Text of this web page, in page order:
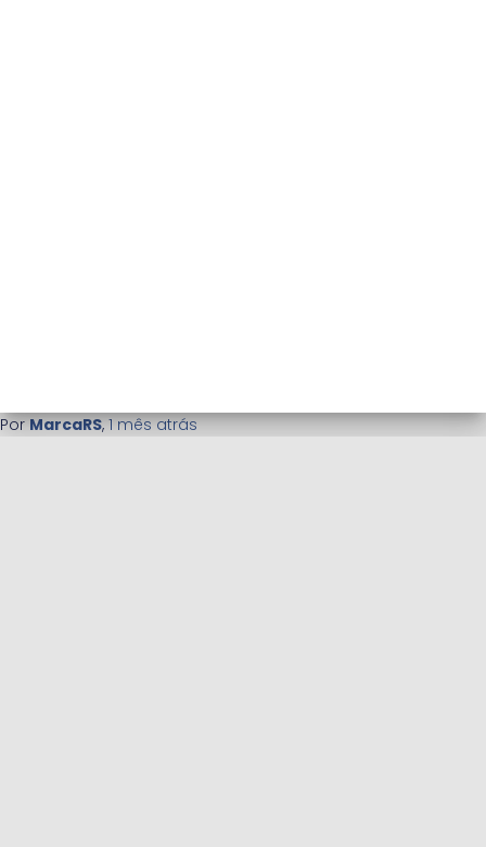
PorMarcaRS,1 mêsatrás